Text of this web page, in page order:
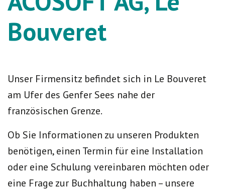
Bouveret
Unser Firmensitz befindet sich in Le Bouveret
am Ufer des Genfer Sees nahe der
französischen Grenze.
Ob Sie Informationen zu unseren Produkten
benötigen, einen Termin für eine Installation
oder eine Schulung vereinbaren möchten oder
eine Frage zur Buchhaltung haben – unsere